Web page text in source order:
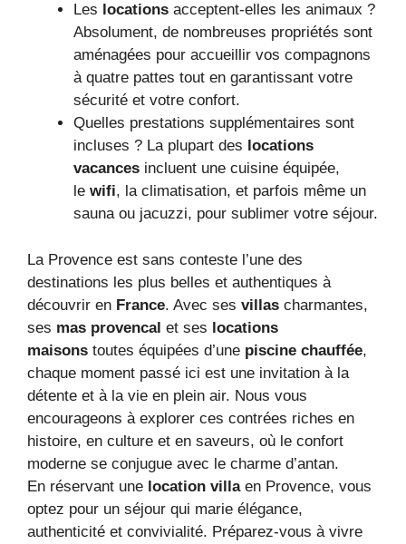
Les locations acceptent-elles les animaux ?
Absolument, de nombreuses propriétés sont
aménagées pour accueillir vos compagnons
à quatre pattes tout en garantissant votre
sécurité et votre confort.
Quelles prestations supplémentaires sont
incluses ? La plupart des locations
vacances incluent une cuisine équipée,
le wifi, la climatisation, et parfois même un
sauna ou jacuzzi, pour sublimer votre séjour.
La Provence est sans conteste l’une des
destinations les plus belles et authentiques à
découvrir en France. Avec ses villas charmantes,
ses mas provencal et ses locations
maisons toutes équipées d’une piscine chauffée,
chaque moment passé ici est une invitation à la
détente et à la vie en plein air. Nous vous
encourageons à explorer ces contrées riches en
histoire, en culture et en saveurs, où le confort
moderne se conjugue avec le charme d’antan.
En réservant une location villaen Provence, vous
optez pour un séjour qui marie élégance,
authenticité et convivialité. Préparez-vous à vivre